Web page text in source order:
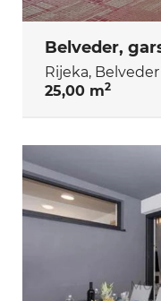
Rijeka, Belveder
25,00 m2